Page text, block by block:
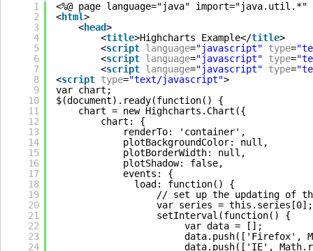
1
2
3
4
5
6
7
8
9
10
11
12
13
14
15
16
17
18
19
20
21
22
23
24
<%@ page language="java" import="java.util.*"
<html>
<head>
<title>Highcharts Example</title>
<script language="javascript" type=
<script language="javascript" type=
<script language="javascript" type=
<script type="text/javascript">
var chart;
$(document).ready(function() {
chart = new Highcharts.Chart({
chart: {
renderTo: 'container',
plotBackgroundColor: null,
plotBorderWidth: null,
plotShadow: false,
events: {
load: function() {
// set up the updating of
var series = this.series[0];
setInterval(function() {
var data = [];
data.push(['Firefox',
data.push(['IE',